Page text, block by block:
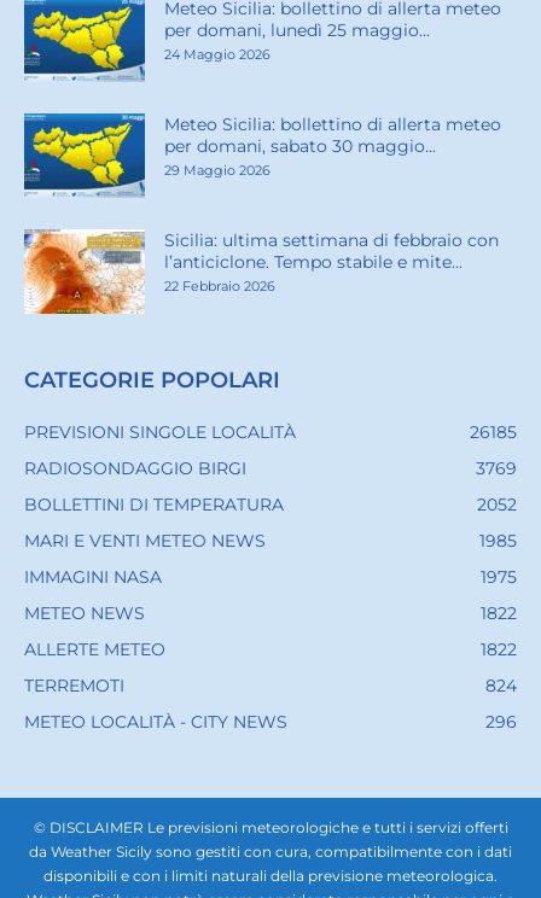
Meteo Sicilia: bollettino di allerta meteo
per domani, lunedì 25 maggio...
24 Maggio 2026
Meteo Sicilia: bollettino di allerta meteo
per domani, sabato 30 maggio...
29 Maggio 2026
Sicilia: ultima settimana di febbraio con
l’anticiclone. Tempo stabile e mite...
22 Febbraio 2026
CATEGORIE POPOLARI
PREVISIONI SINGOLE LOCALITÀ
26185
RADIOSONDAGGIO BIRGI
3769
BOLLETTINI DI TEMPERATURA
2052
MARI E VENTI METEO NEWS
1985
IMMAGINI NASA
1975
METEO NEWS
1822
ALLERTE METEO
1822
TERREMOTI
824
METEO LOCALITÀ - CITY NEWS
296
© DISCLAIMER Le previsioni meteorologiche e tutti i servizi offerti
da Weather Sicily sono gestiti con cura, compatibilmente con i dati
disponibili e con i limiti naturali della previsione meteorologica.